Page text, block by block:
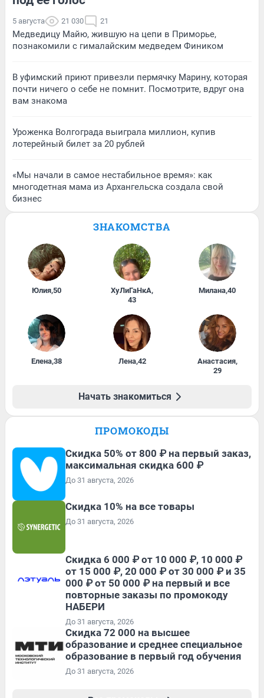
5 августа 21 030 21
Медведицу Майю, жившую на цепи в Приморье,
познакомили с гималайским медведем Фиником
В уфимский приют привезли пермячку Марину, которая
почти ничего о себе не помнит. Посмотрите, вдруг она
вам знакома
Уроженка Волгограда выиграла миллион, купив
лотерейный билет за 20 рублей
«Мы начали в самое нестабильное время»: как
многодетная мама из Архангельска создала свой
бизнес
ЗНАКОМСТВА
Юлия,50 ХуЛиГаНкА,
43
Милана,40
Елена,38 Лена,42 Анастасия,
29
Начать знакомиться
ПРОМОКОДЫ
Скидка 50% от 800 ₽ на первый заказ,
максимальная скидка 600 ₽
До 31 августа, 2026
Скидка 10% на все товары
До 31 августа, 2026
Скидка 6 000 ₽ от 10 000 ₽, 10 000 ₽
от 15 000 ₽, 20 000 ₽ от 30 000 ₽ и 35
000 ₽ от 50 000 ₽ на первый и все
повторные заказы по промокоду
НАБЕРИ
До 31 августа, 2026
Скидка 72 000 на высшее
образование и среднее специальное
образование в первый год обучения
До 31 августа, 2026